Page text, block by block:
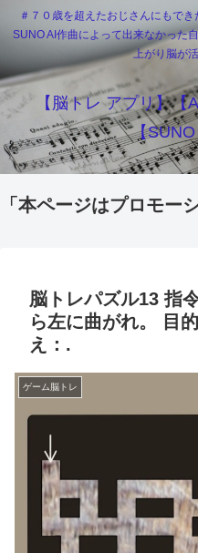
＃７０歳を超えたおじさんにもで
SUNO AI作曲によって出来なかった
上がり脳が
【脳トレ アプリ】【
【
「本ページはプロモー
脳トレパズル13 指
ら左に曲がれ。 目
え：.
ゲーム脳トレ